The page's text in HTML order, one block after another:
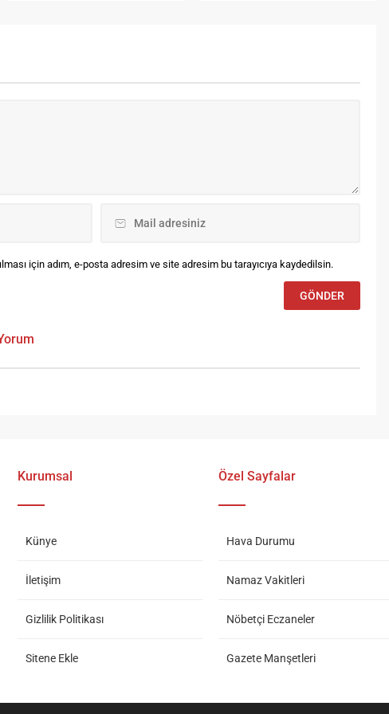
Belediyesi Mezbahanesi sahip
Bayburt Üniversitesi yayınları
için adım, e-posta adresim ve site adresim bu tarayıcıya kaydedilsin.
Kurumsal
Künye
İletişim
Gizlilik Politikası
Sitene Ekle
Özel Sayfalar
Hava Durumu
Namaz Vakitleri
Nöbetçi Eczaneler
Gazete Manşetleri